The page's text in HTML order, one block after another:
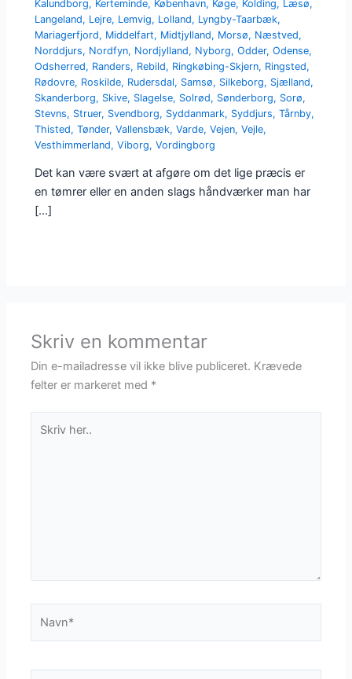
Kalundborg, Kerteminde, København, Køge, Kolding, Læsø,
Langeland, Lejre, Lemvig, Lolland, Lyngby-Taarbæk,
Mariagerfjord, Middelfart, Midtjylland, Morsø, Næstved,
Norddjurs, Nordfyn, Nordjylland, Nyborg,Odder,Odense,
Odsherred, Randers, Rebild, Ringkøbing-Skjern, Ringsted,
Rødovre, Roskilde, Rudersdal, Samsø, Silkeborg, Sjælland,
Skanderborg, Skive, Slagelse, Solrød, Sønderborg, Sorø,
Stevns, Struer, Svendborg, Syddanmark, Syddjurs,Tårnby,
Thisted,Tønder,Vallensbæk,Varde,Vejen,Vejle,
Vesthimmerland,Viborg,Vordingborg
Det kan være svært at afgøre om det lige præcis er
en tømrer eller en anden slags håndværker man har
[…]
Skriv en kommentar
Din e-mailadresse vil ikke blive publiceret. Krævede
felter er markeret med *